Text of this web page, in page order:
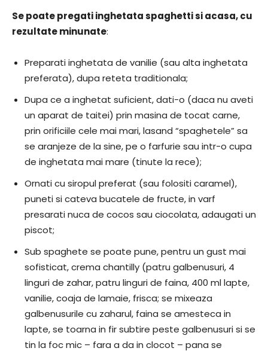
Se poate pregati inghetata spaghetti si acasa, cu
rezultate minunate:
Preparati inghetata de vanilie (sau alta inghetata
preferata), dupa reteta traditionala;
Dupa ce a inghetat suficient, dati-o (daca nu aveti
un aparat de taitei) prin masina de tocat carne,
prin orificiile cele mai mari, lasand “spaghetele” sa
se aranjeze de la sine, pe o farfurie sau intr-o cupa
de inghetata mai mare (tinute la rece);
Ornati cu siropul preferat (sau folositi caramel),
puneti si cateva bucatele de fructe, in varf
presarati nuca de cocos sau ciocolata, adaugati un
piscot;
Sub spaghete se poate pune, pentru un gust mai
sofisticat, crema chantilly (patru galbenusuri, 4
linguri de zahar, patru linguri de faina, 400 ml lapte,
vanilie, coaja de lamaie, frisca; se mixeaza
galbenusurile cu zaharul, faina se amesteca in
lapte, se toarna in fir subtire peste galbenusuri si se
tin la foc mic – fara a da in clocot – pana se